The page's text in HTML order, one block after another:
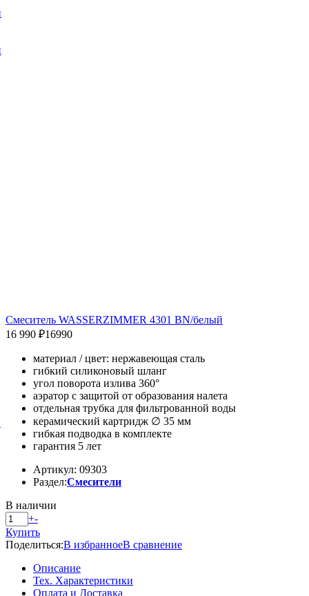
Смеситель WASSERZIMMER 4301 BN/белый
16 990 ₽16990
материал / цвет: нержавеющая сталь
гибкий силиконовый шланг
угол поворота излива 360°
аэратор с защитой от образования налета
отдельная трубка для фильтрованной воды
керамический картридж ∅ 35 мм
гибкая подводка в комплекте
гарантия 5 лет
Артикул: 09303
Раздел:Смесители
В наличии
+-
Купить
Поделиться:В избранноеВ сравнение
Описание
Тех. Характеристики
Оплата и Доставка